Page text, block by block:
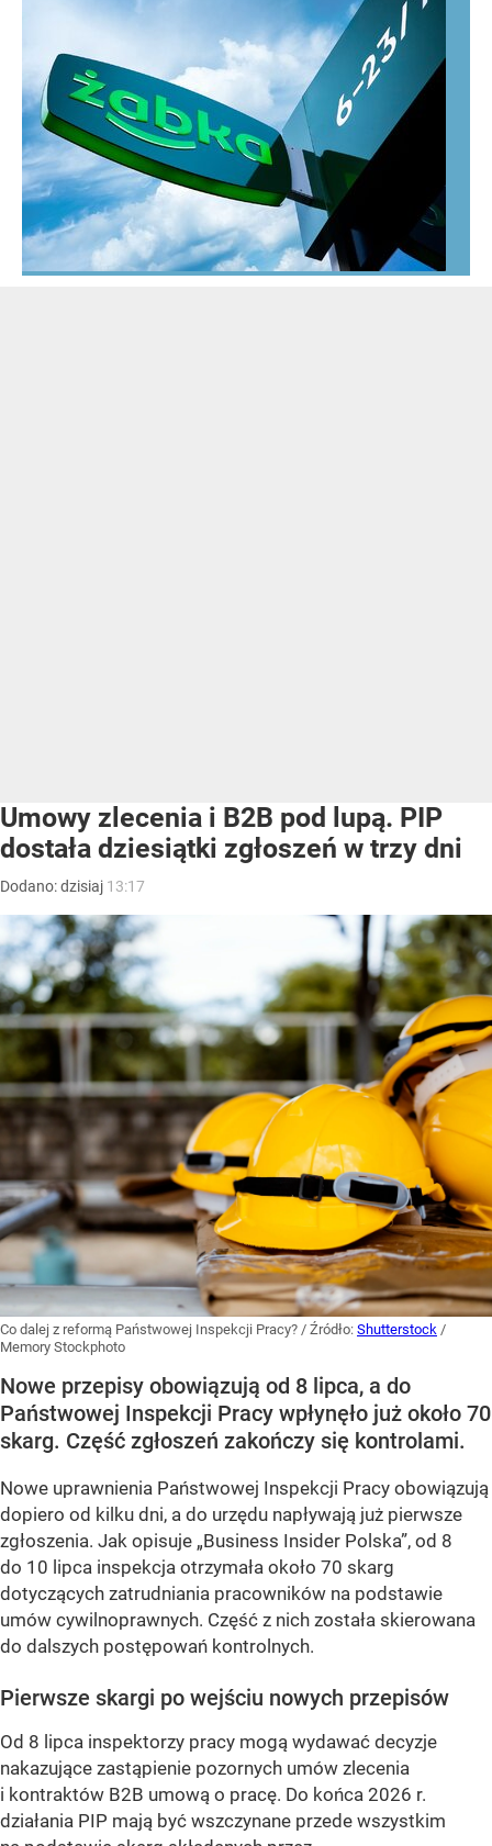
Umowy zlecenia i B2B pod lupą. PIP
dostała dziesiątki zgłoszeń w trzy dni
Dodano:dzisiaj 13:17
Co dalej z reformą Państwowej Inspekcji Pracy? / Źródło: Shutterstock /
Memory Stockphoto
Nowe przepisy obowiązują od 8 lipca, a do
Państwowej Inspekcji Pracy wpłynęło już około 70
skarg. Część zgłoszeń zakończy się kontrolami.
Nowe uprawnienia Państwowej Inspekcji Pracy obowiązują
dopiero od kilku dni, a do urzędu napływają już pierwsze
zgłoszenia. Jak opisuje „Business Insider Polska”, od 8
do 10 lipca inspekcja otrzymała około 70 skarg
dotyczących zatrudniania pracowników na podstawie
umów cywilnoprawnych. Część z nich została skierowana
do dalszych postępowań kontrolnych.
Pierwsze skargi po wejściu nowych przepisów
Od 8 lipca inspektorzy pracy mogą wydawać decyzje
nakazujące zastąpienie pozornych umów zlecenia
i kontraktów B2B umową o pracę. Do końca 2026 r.
działania PIP mają być wszczynane przede wszystkim